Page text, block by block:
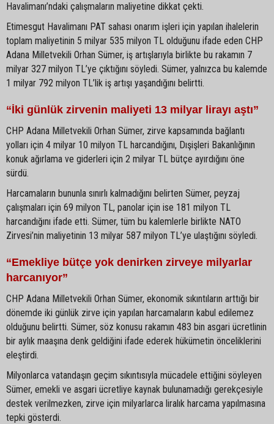
Havalimanı’ndaki çalışmaların maliyetine dikkat çekti.
Etimesgut Havalimanı PAT sahası onarım işleri için yapılan ihalelerin
toplam maliyetinin 5 milyar 535 milyon TL olduğunu ifade eden CHP
Adana Milletvekili Orhan Sümer, iş artışlarıyla birlikte bu rakamın 7
milyar 327 milyon TL’ye çıktığını söyledi. Sümer, yalnızca bu kalemde
1 milyar 792 milyon TL’lik iş artışı yaşandığını belirtti.
“İki günlük zirvenin maliyeti 13 milyar lirayı aştı”
CHP Adana Milletvekili Orhan Sümer, zirve kapsamında bağlantı
yolları için 4 milyar 10 milyon TL harcandığını, Dışişleri Bakanlığının
konuk ağırlama ve giderleri için 2 milyar TL bütçe ayırdığını öne
sürdü.
Harcamaların bununla sınırlı kalmadığını belirten Sümer, peyzaj
çalışmaları için 69 milyon TL, panolar için ise 181 milyon TL
harcandığını ifade etti. Sümer, tüm bu kalemlerle birlikte NATO
Zirvesi’nin maliyetinin 13 milyar 587 milyon TL’ye ulaştığını söyledi.
“Emekliye bütçe yok denirken zirveye milyarlar
harcanıyor”
CHP Adana Milletvekili Orhan Sümer, ekonomik sıkıntıların arttığı bir
dönemde iki günlük zirve için yapılan harcamaların kabul edilemez
olduğunu belirtti. Sümer, söz konusu rakamın 483 bin asgari ücretlinin
bir aylık maaşına denk geldiğini ifade ederek hükümetin önceliklerini
eleştirdi.
Milyonlarca vatandaşın geçim sıkıntısıyla mücadele ettiğini söyleyen
Sümer, emekli ve asgari ücretliye kaynak bulunamadığı gerekçesiyle
destek verilmezken, zirve için milyarlarca liralık harcama yapılmasına
tepki gösterdi.